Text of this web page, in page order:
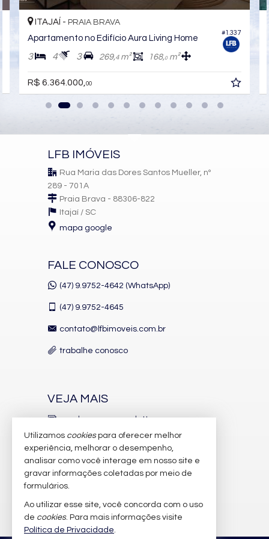
Lavabo
Sacada Técnica
Características do Empreendimento
Medidores Individuais
Portão Eletrônico
Câmeras de Segurança
Gás Central
Elevador
Hall Decorado e Mobiliado
#1.337
ITAJAÍ - PRAIA BRAVA
Apartamento no Edifício Aura Living Home
3 4 3 269,4m² 168,0m²
R$ 6.364.000,00
LFB IMÓVEIS
Rua Maria das Dores Santos Mueller, nº
289 - 701A
Praia Brava - 88306-822
Itajaí / SC
mapa google
FALE CONOSCO
(47) 9.9752-4642 (WhatsApp)
(47) 9.9752-4645
contato@lfbimoveis.com.br
trabalhe conosco
VEJA MAIS
receba nosso newsletter
indicadores financeiros
cadastre seu imóvel
imóveis favoritos
mapa de imóveis
Utilizamos cookiespara oferecer melhor
experiência, melhorar o desempenho,
analisar como você interage em nosso site e
gravar informações coletadas por meio de
formulários.
Ao utilizar esse site, você concorda com o uso
de cookies. Para mais informações visite
Política de Privacidade.